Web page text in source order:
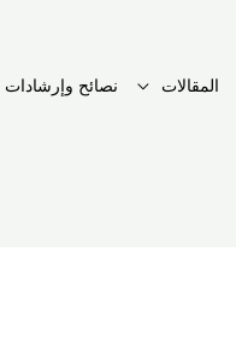
المقالات نصائح وإرشادات